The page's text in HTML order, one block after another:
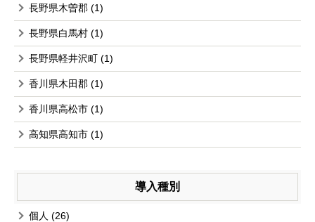
長野県木曽郡 (1)
長野県白馬村 (1)
長野県軽井沢町 (1)
香川県木田郡 (1)
香川県高松市 (1)
高知県高知市 (1)
導入種別
個人 (26)